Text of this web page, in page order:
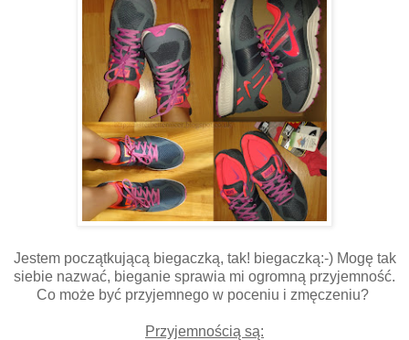
Jestem początkującą biegaczką, tak! biegaczką:-) Mogę tak
siebie nazwać, bieganie sprawia mi ogromną przyjemność.
Co może być przyjemnego w poceniu i zmęczeniu?
Przyjemnością są: